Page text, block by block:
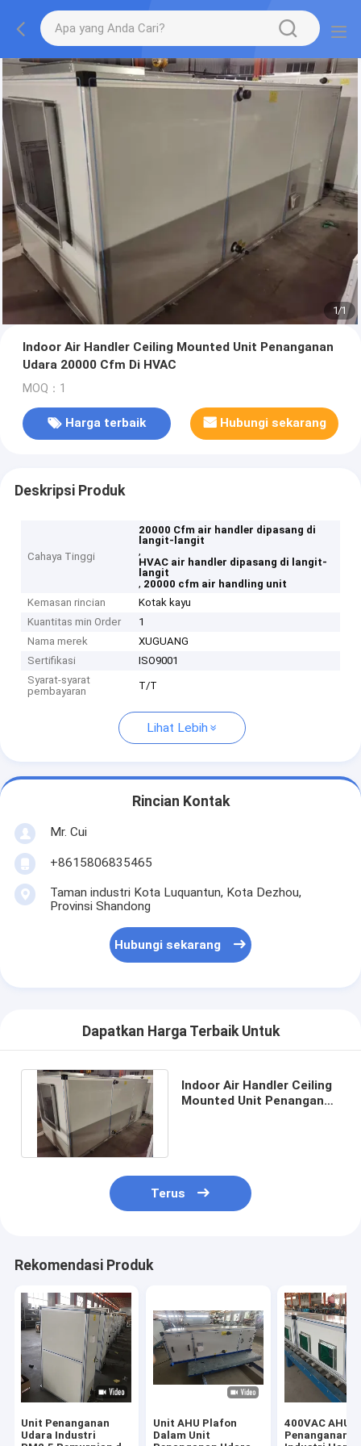
1/1
Indoor Air Handler Ceiling Mounted Unit Penanganan
Udara 20000 Cfm Di HVAC
MOQ：1
Harga terbaik Hubungi sekarang
Deskripsi Produk
Cahaya Tinggi
20000 Cfm air handler dipasang di
langit-langit
,
HVAC air handler dipasang di langit-
langit
, 20000 cfm air handling unit
Kemasan rincian
Kotak kayu
Kuantitas min Order
1
Nama merek
XUGUANG
Sertifikasi
ISO9001
Syarat-syarat
pembayaran
T/T
Lihat Lebih
Rincian Kontak
Mr. Cui
+8615806835465
Taman industri Kota Luquantun, Kota Dezhou,
Provinsi Shandong
Hubungi sekarang
Dapatkan Harga Terbaik Untuk
Indoor Air Handler Ceiling
Mounted Unit Penanganan
Terus
Rekomendasi Produk
Unit Penanganan
Udara Industri
Unit AHU Plafon
Dalam Unit
400VAC AHU
Penanganan